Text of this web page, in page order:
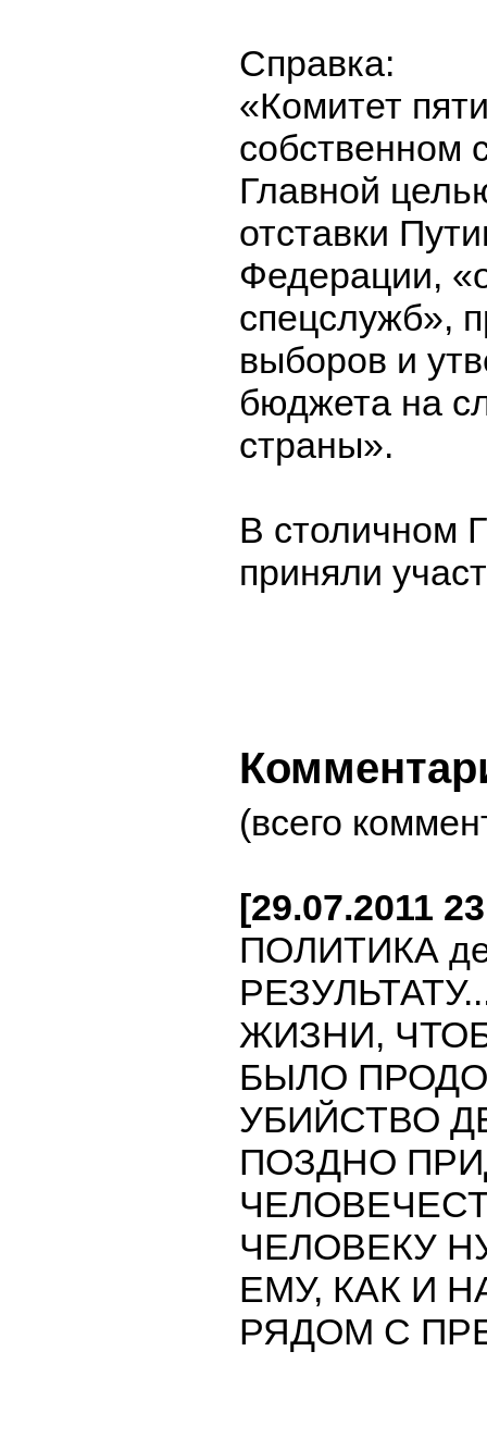
Справка:
«Комитет
собственном
Главной
отставки
Федерации,
спецслужб»,
выборов и
бюджета на
страны».
В столичном
приняли
(всего
[29.07.2011
ПОЛИТИКА
ЖИЗНИ,
БЫЛО
УБИЙСТВО
ПОЗДНО
ЧЕЛОВЕКУ
ЕМУ, КАК И
РЯДОМ С